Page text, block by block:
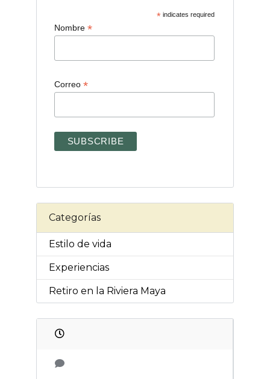
*indicates required
Nombre *
Correo *
Categorías
Estilo de vida
Experiencias
Retiro en la Riviera Maya